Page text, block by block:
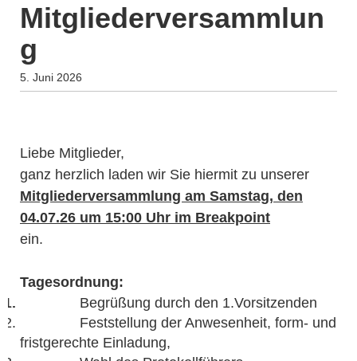
Mitgliederversammlun
g
5. Juni 2026
Liebe Mitglieder,
ganz herzlich laden wir Sie hiermit zu unserer
Mitgliederversammlung am Samstag, den
04.07.26 um 15:00 Uhr im Breakpoint
ein.
Tagesordnung:
Begrüßung durch den 1.Vorsitzenden
Feststellung der Anwesenheit, form- und
fristgerechte Einladung,